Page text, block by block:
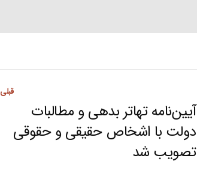
قبلی
آیین‌نامه تهاتر بدهی و مطالبات
دولت با اشخاص حقیقی و حقوقی
تصویب شد